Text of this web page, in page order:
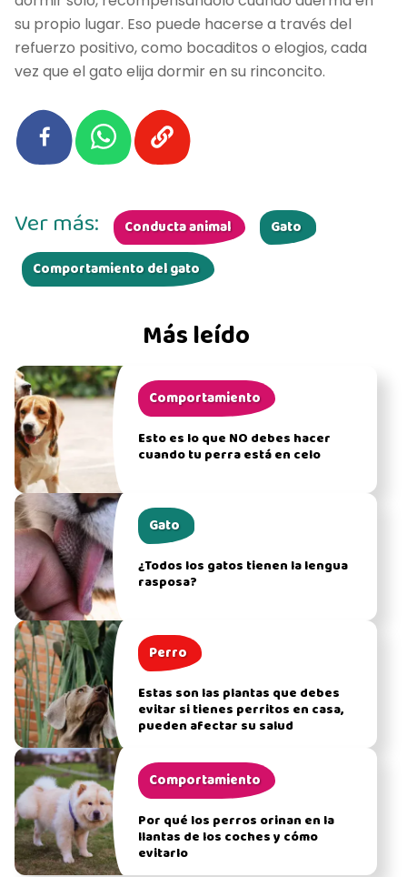
su propio lugar. Eso puede hacerse a través del
refuerzo positivo, como bocaditos o elogios, cada
vez que el gato elija dormir en su rinconcito.
Más leído
Comportamiento
Esto es lo que NO debes hacer
cuando tu perra está en celo
Gato
¿Todos los gatos tienen la lengua
rasposa?
Perro
Estas son las plantas que debes
evitar si tienes perritos en casa,
pueden afectar su salud
Comportamiento
Por qué los perros orinan en la
llantas de los coches y cómo
evitarlo
Ver más: Conducta animal
Gato
Comportamiento del gato